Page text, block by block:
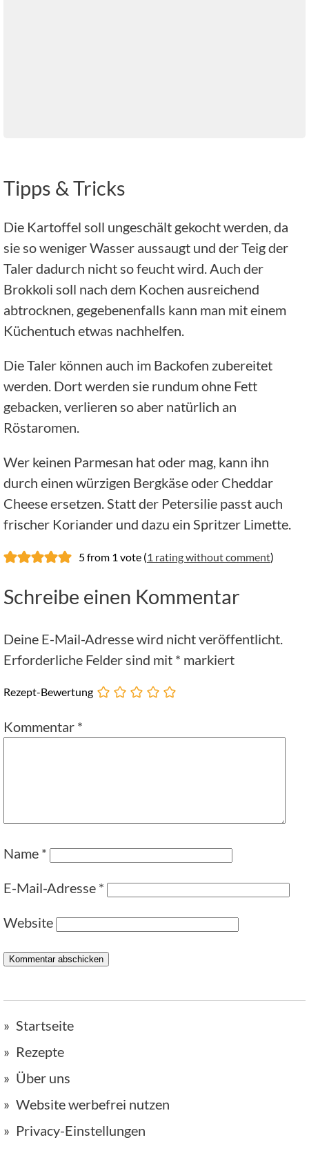
Tipps & Tricks
Die Kartoffel soll ungeschält gekocht werden, da
sie so weniger Wasser aussaugt und der Teig der
Taler dadurch nicht so feucht wird. Auch der
Brokkoli soll nach dem Kochen ausreichend
abtrocknen, gegebenenfalls kann man mit einem
Küchentuch etwas nachhelfen.
Die Taler können auch im Backofen zubereitet
werden. Dort werden sie rundum ohne Fett
gebacken, verlieren so aber natürlich an
Röstaromen.
Wer keinen Parmesan hat oder mag, kann ihn
durch einen würzigen Bergkäse oder Cheddar
Cheese ersetzen. Statt der Petersilie passt auch
frischer Koriander und dazu ein Spritzer Limette.
5 from 1 vote (1 rating without comment)
Schreibe einen Kommentar
Deine E-Mail-Adresse wird nicht veröffentlicht.
Erforderliche Felder sind mit * markiert
Rezept-Bewertung
Kommentar *
Name *
E-Mail-Adresse *
Website
Startseite
Rezepte
Über uns
Website werbefrei nutzen
Privacy-Einstellungen